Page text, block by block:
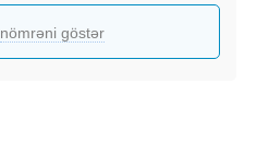
nömrəni göstər